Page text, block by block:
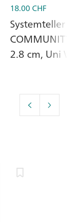
18.00CHF
2.8 cm, Uni